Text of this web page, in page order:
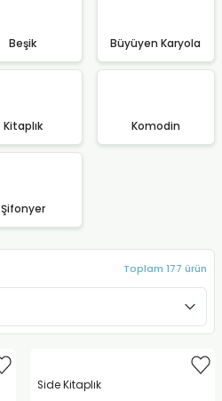
Beşik Büyüyen Karyola
Kitaplık Komodin
Şifonyer
Toplam 177 ürün
Side Kitaplık